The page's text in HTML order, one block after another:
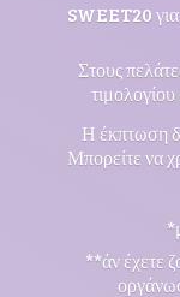
SWEET20
Στους
Η έκπτωση
Μπορείτε να
**άν έχετε